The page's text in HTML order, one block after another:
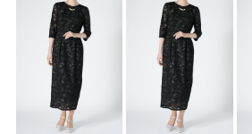
【一緒に注文した商品】
Dorry Doll